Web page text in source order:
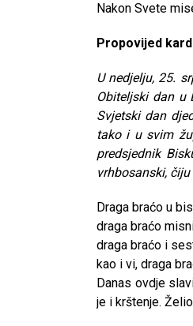
Nakon Svete
Propovijed
U nedjelju, 25.
Obiteljski dan u
Svjetski dan
tako i u svim
predsjednik
vrhbosanski,
Draga braćo u
draga braćo
draga braćo i
kao i vi, draga
Danas ovdje
je i krštenje.